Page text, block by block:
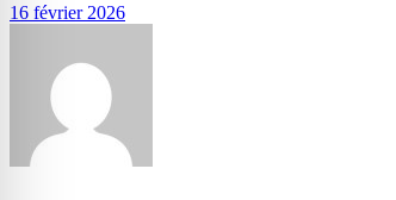
16 février 2026